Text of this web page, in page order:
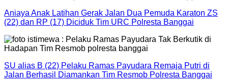
Aniaya Anak Latihan Gerak Jalan Dua Pemuda Karaton ZS
(22) dan RP (17) Diciduk Tim URC Polresta Banggai
SU alias B (22) Pelaku Ramas Payudara Remaja Putri di
Jalan Berhasil Diamankan Tim Resmob Polresta Banggai